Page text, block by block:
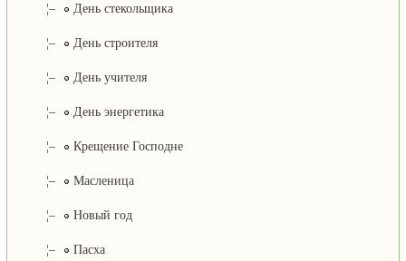
¦–
День стекольщика
¦– День строителя
¦– День учителя
¦– День энергетика
¦– Крещение Господне
¦– Масленица
¦– Новый год
¦– Пасха